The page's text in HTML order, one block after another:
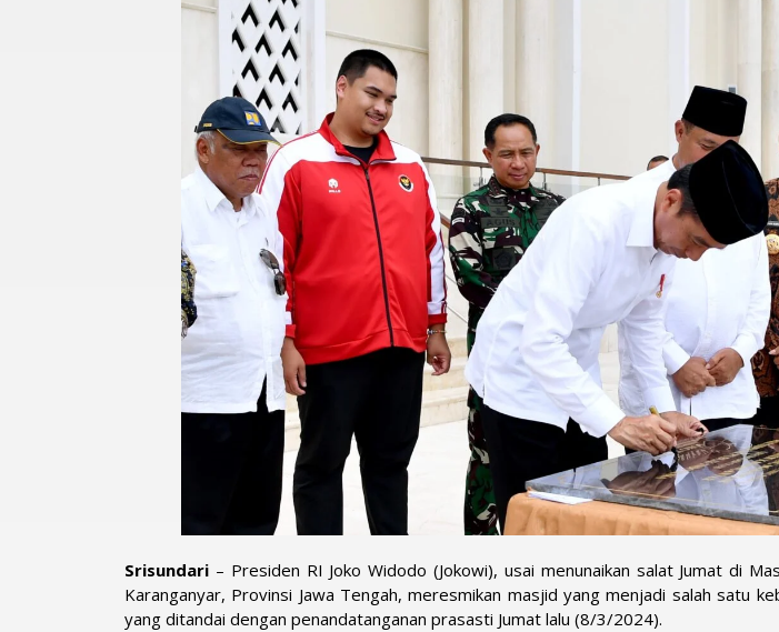
Srisundari – Presiden RI Joko Widodo (Jokowi), usai menunaikan salat Jumat di
Karanganyar, Provinsi Jawa Tengah, meresmikan masjid yang menjadi salah satu
yang ditandai dengan penandatanganan prasasti Jumat lalu (8/3/2024).